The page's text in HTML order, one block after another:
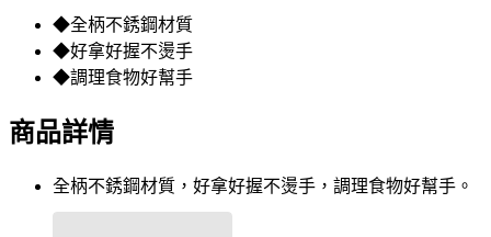
◆全柄不銹鋼材質
◆好拿好握不燙手
◆調理食物好幫手
商品詳情
全柄不銹鋼材質，好拿好握不燙手，調理食物好幫手。